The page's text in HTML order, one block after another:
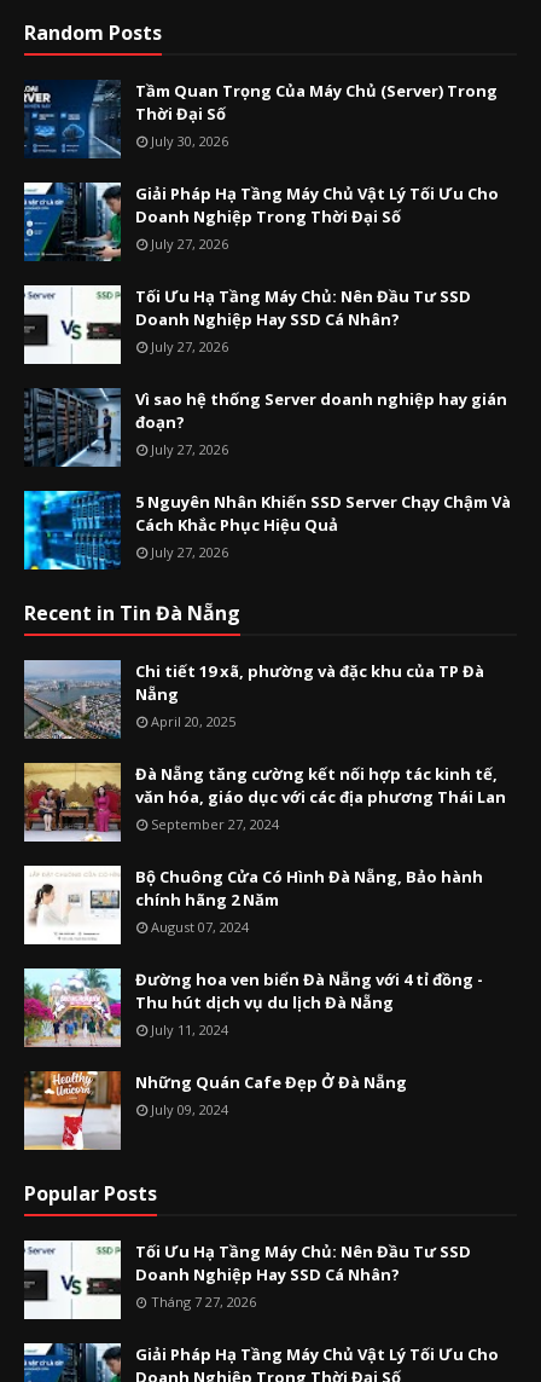
Random Posts
Tầm Quan Trọng Của Máy Chủ (Server) Trong
Thời Đại Số
July 30, 2026
Giải Pháp Hạ Tầng Máy Chủ Vật Lý Tối Ưu Cho
Doanh Nghiệp Trong Thời Đại Số
July 27, 2026
Tối Ưu Hạ Tầng Máy Chủ: Nên Đầu Tư SSD
Doanh Nghiệp Hay SSD Cá Nhân?
July 27, 2026
Vì sao hệ thống Server doanh nghiệp hay gián
đoạn?
July 27, 2026
5 Nguyên Nhân Khiến SSD Server Chạy Chậm Và
Cách Khắc Phục Hiệu Quả
July 27, 2026
Recent in Tin Đà Nẵng
Chi tiết 19 xã, phường và đặc khu của TP Đà
Nẵng
April 20, 2025
Đà Nẵng tăng cường kết nối hợp tác kinh tế,
văn hóa, giáo dục với các địa phương Thái Lan
September 27, 2024
Bộ Chuông Cửa Có Hình Đà Nẵng, Bảo hành
chính hãng 2 Năm
August 07, 2024
Đường hoa ven biển Đà Nẵng với 4 tỉ đồng -
Thu hút dịch vụ du lịch Đà Nẵng
July 11, 2024
Những Quán Cafe Đẹp Ở Đà Nẵng
July 09, 2024
Popular Posts
Tối Ưu Hạ Tầng Máy Chủ: Nên Đầu Tư SSD
Doanh Nghiệp Hay SSD Cá Nhân?
Tháng 7 27, 2026
Giải Pháp Hạ Tầng Máy Chủ Vật Lý Tối Ưu Cho
Doanh Nghiệp Trong Thời Đại Số